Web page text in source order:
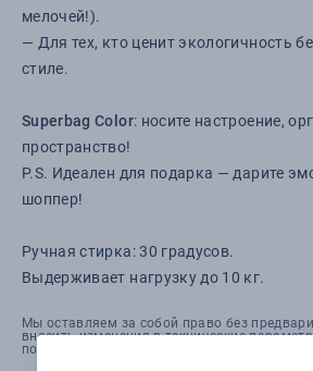
мелочей!).
— Для тех, кто ценит экологичность
стиле.
Superbag Color: носите настроение,
пространство!
P.S. Идеален для подарка — дарите
шоппер!
Ручная стирка: 30 градусов.
Выдерживает нагрузку до 10 кг.
Мы оставляем за собой право без
вносить изменения в технические
потребительские характеристики и упаковку.